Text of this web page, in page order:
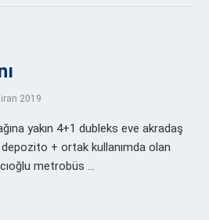
2019
yakın 4+1 dubleks eve akradaş
+ ortak kullanımda olan
metrobüs …